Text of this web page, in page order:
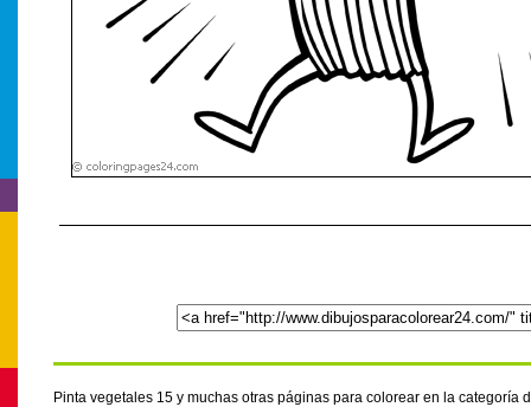
Pinta vegetales 15 y muchas otras páginas para colorear en la categoría